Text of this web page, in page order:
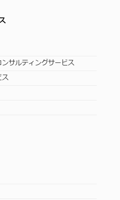
サルティングサービス
ス